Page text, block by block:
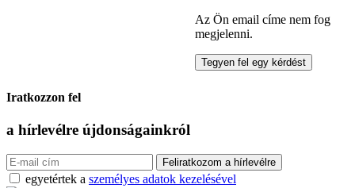
Az Ön email címe nem fog
megjelenni.
Iratkozzon fel
a hírlevélre újdonságainkról
egyetértek a személyes adatok kezelésével